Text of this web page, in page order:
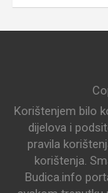
Korištenjem bilo
dijelova i
pravila
korištenja.
Budica.info